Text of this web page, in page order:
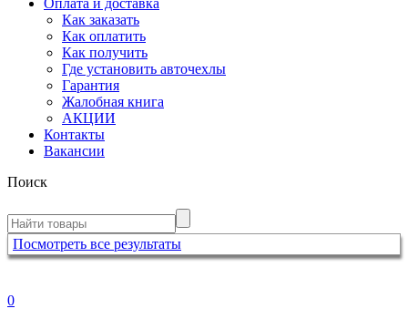
Оплата и доставка
Как заказать
Как оплатить
Как получить
Где установить авточехлы
Гарантия
Жалобная книга
АКЦИИ
Контакты
Вакансии
Поиск
Посмотреть все результаты
0